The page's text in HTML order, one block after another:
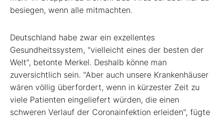
besiegen, wenn alle mitmachten.
Deutschland habe zwar ein exzellentes
Gesundheitssystem, "vielleicht eines der besten der
Welt", betonte Merkel. Deshalb könne man
zuversichtlich sein. "Aber auch unsere Krankenhäuser
wären völlig überfordert, wenn in kürzester Zeit zu
viele Patienten eingeliefert würden, die einen
schweren Verlauf der Coronainfektion erleiden", fügte